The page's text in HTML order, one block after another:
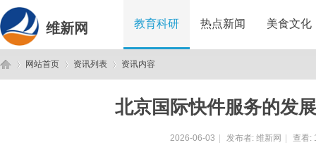
维新网 教育科研 热点新闻 美食文化
网站首页 资讯列表 资讯内容
北京国际快件服务的发
2026-06-03 发布者: 维新网 查看: